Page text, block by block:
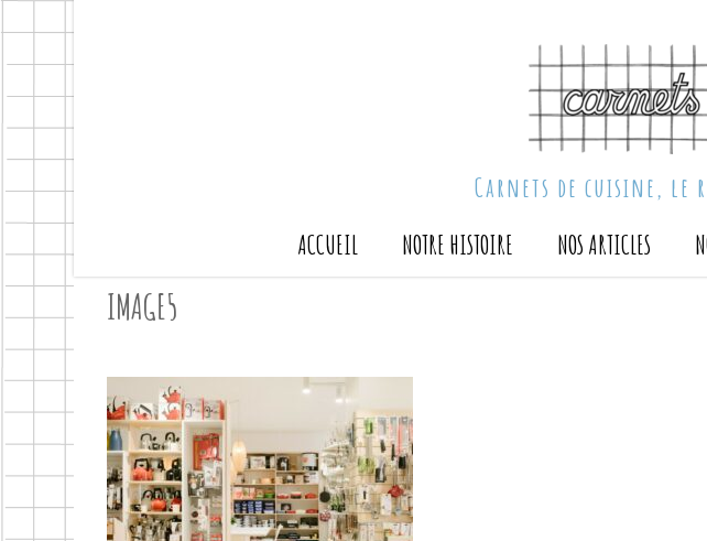
Carnets de cuisine, le
ACCUEIL
NOTRE HISTOIRE NOS ARTICLES
IMAGE5